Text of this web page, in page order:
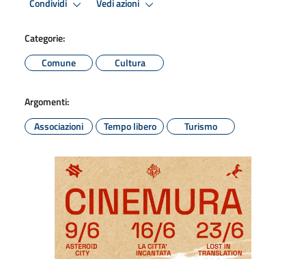
Condividi Vedi azioni
Categorie:
Comune
Cultura
Argomenti:
Associazioni
Tempo libero Turismo